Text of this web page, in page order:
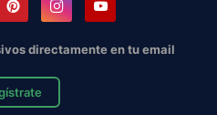
directamente en tu email